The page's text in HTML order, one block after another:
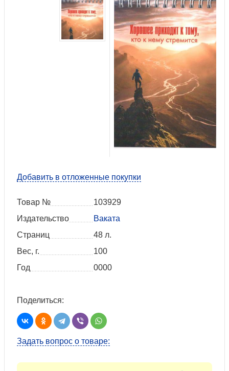
Добавить в отложенные покупки
Товар №
103929
Издательство
Ваката
Страниц
48 л.
Вес, г.
100
Год
0000
Поделиться:
Задать вопрос о товаре: